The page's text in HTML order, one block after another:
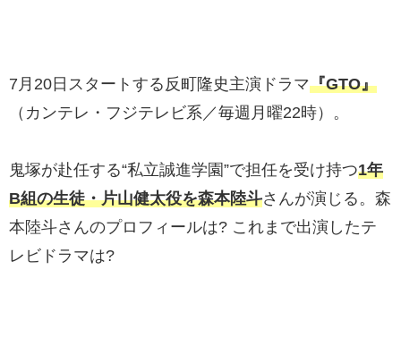
7月20日スタートする反町隆史主演ドラマ『GTO』
（カンテレ・フジテレビ系／毎週月曜22時）。
鬼塚が赴任する“私立誠進学園”で担任を受け持つ1年
B組の生徒・片山健太役を森本陸斗さんが演じる。森
本陸斗さんのプロフィールは? これまで出演したテ
レビドラマは?